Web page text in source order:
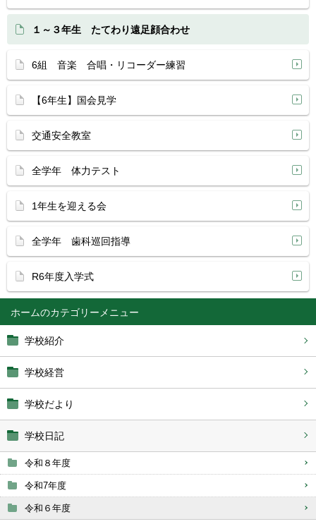
ホーム
学校紹介
学校経営
学校だより
学校日記
令和８年度
令和7年度
令和６年度
１～３年生 たてわり遠足顔合わせ
6組 音楽 合唱・リコーダー練習
【6年生】国会見学
交通安全教室
全学年 体力テスト
1年生を迎える会
全学年 歯科巡回指導
R6年度入学式